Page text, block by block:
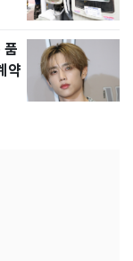
품
약